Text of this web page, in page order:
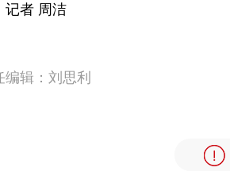
记者 周洁
辑： 刘思利